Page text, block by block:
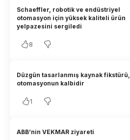
Schaeffler, robotik ve endüstriyel
otomasyon için yüksek kaliteli ürün
yelpazesini sergiledi
8
Düzgün tasarlanmış kaynak fikstürü,
otomasyonun kalbidir
1
ABB’nin VEKMAR ziyareti